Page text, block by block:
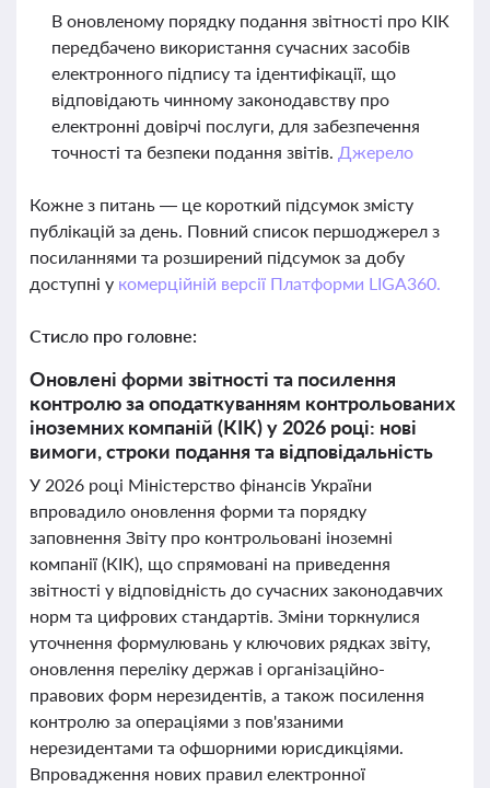
В оновленому порядку подання звітності про КІК
передбачено використання сучасних засобів
електронного підпису та ідентифікації, що
відповідають чинному законодавству про
електронні довірчі послуги, для забезпечення
точності та безпеки подання звітів. Джерело
Кожне з питань — це короткий підсумок змісту
публікацій за день. Повний список першоджерел з
посиланнями та розширений підсумок за добу
доступні у комерційній версії Платформи LIGA360.
Стисло про головне:
Оновлені форми звітності та посилення
контролю за оподаткуванням контрольованих
іноземних компаній (КІК) у 2026 році: нові
вимоги, строки подання та відповідальність
У 2026 році Міністерство фінансів України
впровадило оновлення форми та порядку
заповнення Звіту про контрольовані іноземні
компанії (КІК), що спрямовані на приведення
звітності у відповідність до сучасних законодавчих
норм та цифрових стандартів. Зміни торкнулися
уточнення формулювань у ключових рядках звіту,
оновлення переліку держав і організаційно-
правових форм нерезидентів, а також посилення
контролю за операціями з пов'язаними
нерезидентами та офшорними юрисдикціями.
Впровадження нових правил електронної